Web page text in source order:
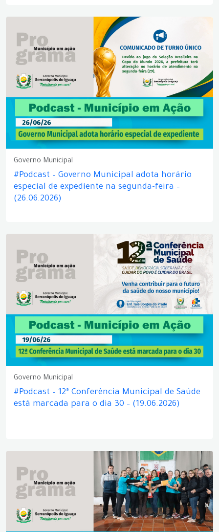
Governo Municipal
#Podcast – Governo Municipal adota horário
especial de expediente na segunda-feira –
(26.06.2026)
Governo Municipal
#Podcast – 12ª Conferência Municipal de Saúde
está marcada para o dia 30 – (19.06.2026)